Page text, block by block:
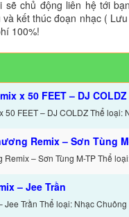
chủ động liên hệ tới
kết thúc đoạn nhạc (
100%!
x 50 FEET – DJ COLDZ
50 FEET – DJ COLDZ Thể
Remix – Sơn Tùng
– Sơn Tùng M-TP Thể
– Jee Trần
Jee Trần Thể loại: Nhạc